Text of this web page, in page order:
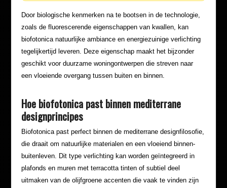
Door biologische kenmerken na te bootsen in de technologie,
zoals de fluorescerende eigenschappen van kwallen, kan
biofotonica natuurlijke ambiance en energiezuinige verlichting
tegelijkertijd leveren. Deze eigenschap maakt het bijzonder
geschikt voor duurzame woningontwerpen die streven naar
een vloeiende overgang tussen buiten en binnen.
Hoe biofotonica past binnen mediterrane
designprincipes
Biofotonica past perfect binnen de mediterrane designfilosofie,
die draait om natuurlijke materialen en een vloeiend binnen-
buitenleven. Dit type verlichting kan worden geïntegreerd in
plafonds en muren met terracotta tinten of subtiel deel
uitmaken van de olijfgroene accenten die vaak te vinden zijn